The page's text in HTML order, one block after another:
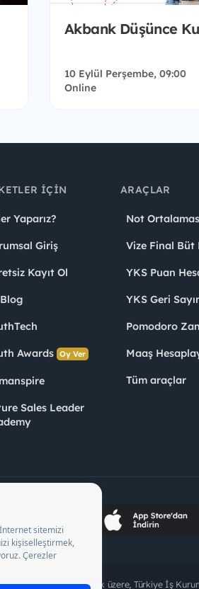
Akbank Düşünce
10 Eylül Perşembe, 09:00
Online
İÇIN
Yaparız?
Giriş
Kayıt Ol
Awards Oy Ver
Sales Leader
ARAÇLAR
Not
Vize Final Büt
YKS Puan
YKS Geri
Pomodoro
Maaş
Tüm araçlar
faaliyette bulunmak üzere, Türkiye İş